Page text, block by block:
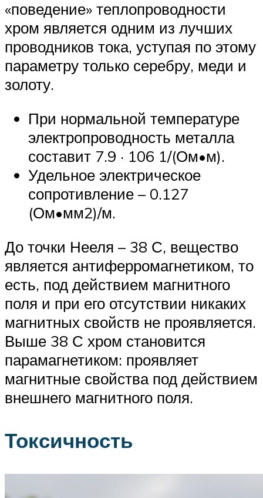
«поведение» теплопроводности
хром является одним из лучших
проводников тока, уступая по этому
параметру только серебру, меди и
золоту.
При нормальной температуре
электропроводность металла
составит 7.9 · 106 1/(Ом•м).
Удельное электрическое
сопротивление – 0.127
(Ом•мм2)/м.
До точки Нееля – 38 С, вещество
является антиферромагнетиком, то
есть, под действием магнитного
поля и при его отсутствии никаких
магнитных свойств не проявляется.
Выше 38 С хром становится
парамагнетиком: проявляет
магнитные свойства под действием
внешнего магнитного поля.
Токсичность